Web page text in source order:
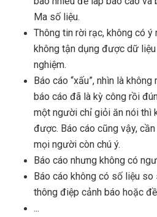
Ma số liệu.
Thông tin rời rạc, không có ý
không tận dụng được dữ
nghiệm.
Báo cáo “xấu”, nhìn là
báo cáo đã là kỳ công rồi
một người chỉ giỏi ăn nói thì
được. Báo cáo cũng vậy,
mọi người còn chú ý.
Báo cáo nhưng không có
Báo cáo không có số liệu
thông điệp cảnh báo hoặc
...